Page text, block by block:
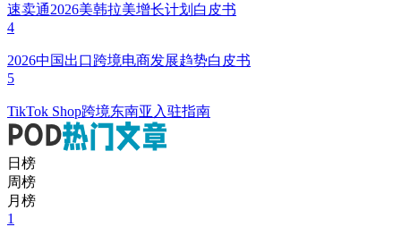
速卖通2026美韩拉美增长计划白皮书
4
2026中国出口跨境电商发展趋势白皮书
5
TikTok Shop跨境东南亚入驻指南
日榜
周榜
月榜
1